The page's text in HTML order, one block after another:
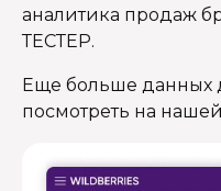
аналитика продаж
ТЕСТЕР.
Еще больше данных
посмотреть на